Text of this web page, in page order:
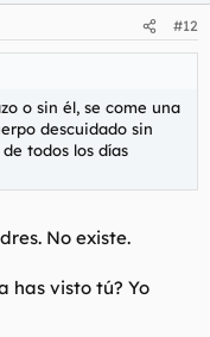
en mis carnes el
alimentación,
tienes que tenerlos
una nada.
más posibilidades
porque eso ya se
que me motiva el
#12
o sin él, se come una
descuidado sin
todos los días
No existe.
has visto tú? Yo